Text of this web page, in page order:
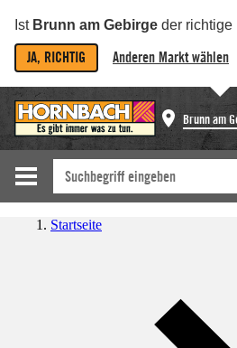
Ist Brunn am Gebirge der richtige
JA, RICHTIG Anderen Markt wählen
Brunn am
Startseite